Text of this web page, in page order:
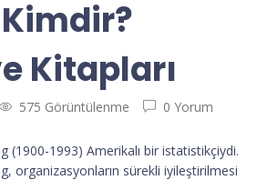
Kitapları
575 Görüntülenme 0 Yorum
(1900-1993) Amerikalı bir istatistikçiydi.
organizasyonların sürekli iyileştirilmesi